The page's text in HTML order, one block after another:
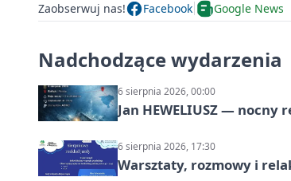
Zaobserwuj nas! Facebook Google News
Nadchodzące wydarzenia
6 sierpnia 2026, 00:00
Jan HEWELIUSZ —
6 sierpnia 2026, 17:30
Warsztaty, rozmowy i